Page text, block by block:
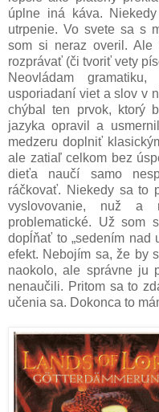
úplne iná káva.
utrpenie. Vo svete sa s
som si neraz overil.
rozprávať (či tvoriť vety
Neovládam
usporiadaní viet a slov v
chýbal ten prvok, ktorý
jazyka opravil a
medzeru doplniť
ale zatiaľ celkom bez
dieťa naučí samo
ráčkovať. Niekedy sa to
vyslovovanie, nuž a
problematické. Už som
dopĺňať to „sedením nad
efekt. Nebojím sa, že by
naokolo, ale správne ju
nenaučili. Pritom sa to
učenia sa. Dokonca to